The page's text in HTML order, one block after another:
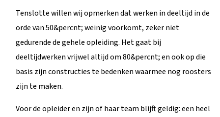
Tenslotte willen wij opmerken dat werken in deeltijd in de
orde van 50&percnt; weinig voorkomt, zeker niet
gedurende de gehele opleiding. Het gaat bij
deeltijdwerken vrijwel altijd om 80&percnt; en ook op die
basis zijn constructies te bedenken waarmee nog roosters
zijn te maken.
Voor de opleider en zijn of haar team blijft geldig: een heel